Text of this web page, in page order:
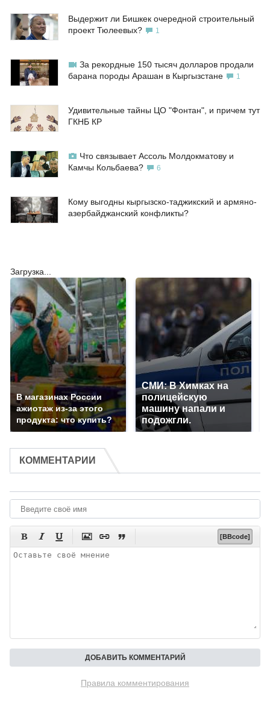
Выдержит ли Бишкек очередной строительный
проект Тюлеевых?
1
За рекордные 150 тысяч долларов продали
барана породы Арашан в Кыргызстане
1
Удивительные тайны ЦО "Фонтан", и причем тут
ГКНБ КР
Что связывает Ассоль Молдокматову и
Камчы Кольбаева?
6
Кому выгодны кыргызско-таджикский и армяно-
азербайджанский конфликты?
Загрузка...
В магазинах России
ажиотаж из-за этого
продукта: что купить?
СМИ: В Химках на
полицейскую
машину напали и
подожгли.
КОММЕНТАРИИ
      [BBcode]
Правила комментирования